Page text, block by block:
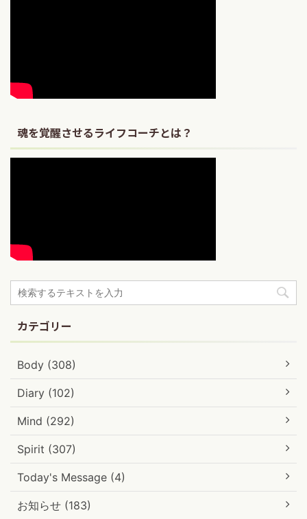
魂を覚醒させるライフコーチとは？
カテゴリー
Body (308)
Diary (102)
Mind (292)
Spirit (307)
Today's Message (4)
お知らせ (183)